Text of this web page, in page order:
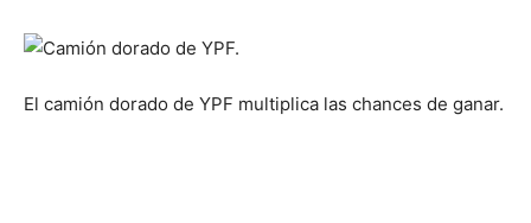
El camión dorado de YPF multiplica las chances de ganar.